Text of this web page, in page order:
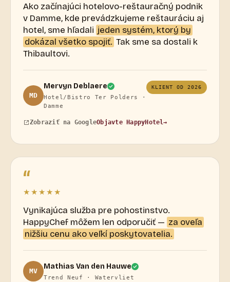
Ako začínajúci hotelovo-reštauračný podnik
v Damme, kde prevádzkujeme reštauráciu aj
hotel, sme hľadali jeden systém, ktorý by
dokázal všetko spojiť. Tak sme sa dostali k
Thibaultovi.
MD
Mervyn Deblaere
Hotel/Bistro Ter Polders ·
Damme
KLIENT OD 2026
Zobraziť na GoogleObjavte HappyHotel→
“
★★★★★
Vynikajúca služba pre pohostinstvo.
HappyChef môžem len odporučiť — za oveľa
nižšiu cenu ako veľkí poskytovatelia.
MV
Mathias Van den Hauwe
Trend Neuf · Watervliet